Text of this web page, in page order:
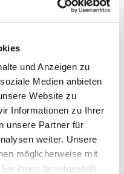
und Anzeigen zu
Medien anbieten
Website zu
Informationen zu Ihrer
unsere Partner für
weiter. Unsere
möglicherweise mit
ihnen bereitgestellt